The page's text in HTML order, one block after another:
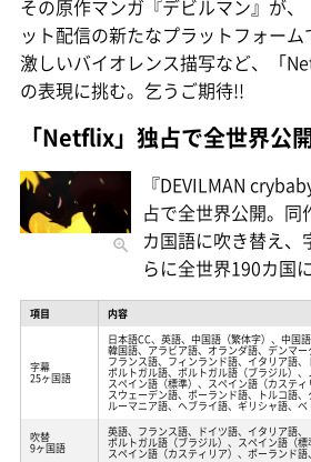
その原作マンガ『デビルマン』が
ット配信の新たなプラットフォーム
激しいバイオレンス描写など、「
の表現に挑む。乞うご期待!!
「Netflix」独占で全世界公
『DEVILMAN
占で全世界公開。同
カ国語に吹き替え、
らに全世界190カ国
項目 内容
字幕
25ヶ国語
日本語CC、英語、中国語（繁体字）、中国語
韓国語、アラビア語、オランダ語、デンマー
フランス語、フィンランド語、イタリア語、
ポルトガル語、ポルトガル語（ブラジル）、
スペイン語（標準）、スペイン語（カスティ
スウェーデン語、ポーランド語、トルコ語、
ルーマニア語、ヘブライ語、ギリシャ語、ベ
吹替
9ヶ国語
英語、フランス語、ドイツ語、イタリア語、
ポルトガル語（ブラジル）、スペイン語（標
スペイン語（カスティリア）、ポーランド語